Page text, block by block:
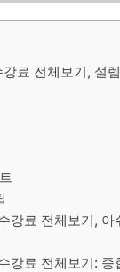
료 전체보기, 설
강료 전체보기, 아
강료 전체보기: 종